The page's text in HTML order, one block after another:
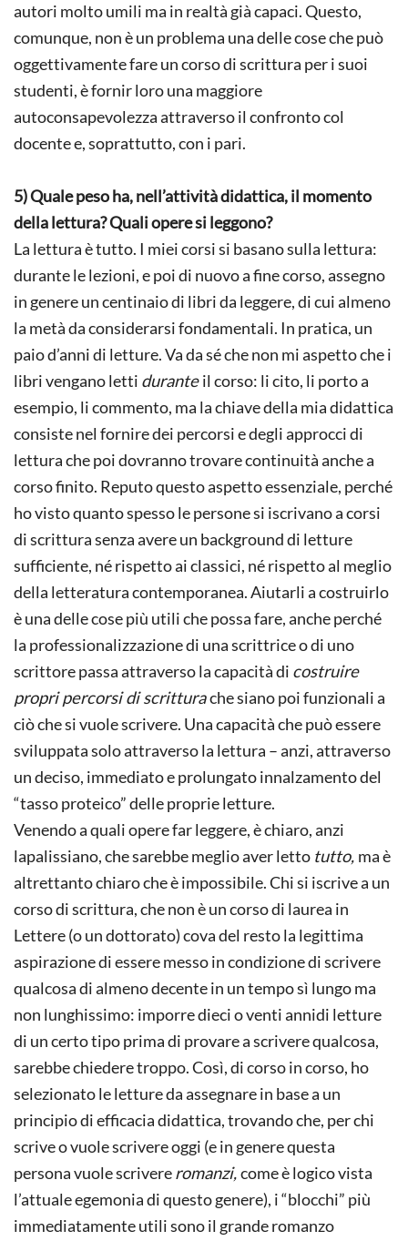
autori molto umili ma in realtà già capaci. Questo,
comunque, non è un problema una delle cose che può
oggettivamente fare un corso di scrittura per i suoi
studenti, è fornir loro una maggiore
autoconsapevolezza attraverso il confronto col
docente e, soprattutto, con i pari.
5) Quale peso ha, nell’attività didattica, il momento
della lettura? Quali opere si leggono?
La lettura è tutto. I miei corsi si basano sulla lettura:
durante le lezioni, e poi di nuovo a fine corso, assegno
in genere un centinaio di libri da leggere, di cui almeno
la metà da considerarsi fondamentali. In pratica, un
paio d’anni di letture. Va da sé che non mi aspetto che i
libri vengano letti duranteil corso: li cito, li porto a
esempio, li commento, ma la chiave della mia didattica
consiste nel fornire dei percorsi e degli approcci di
lettura che poi dovranno trovare continuità anche a
corso finito. Reputo questo aspetto essenziale, perché
ho visto quanto spesso le persone si iscrivano a corsi
di scrittura senza avere un background di letture
sufficiente, né rispetto ai classici, né rispetto al meglio
della letteratura contemporanea. Aiutarli a costruirlo
è una delle cose più utili che possa fare, anche perché
la professionalizzazione di una scrittrice o di uno
scrittore passa attraverso la capacità di costruire
propri percorsi di scritturache siano poi funzionali a
ciò che si vuole scrivere. Una capacità che può essere
sviluppata solo attraverso la lettura – anzi, attraverso
un deciso, immediato e prolungato innalzamento del
“tasso proteico” delle proprie letture.
Venendo a quali opere far leggere, è chiaro, anzi
lapalissiano, che sarebbe meglio aver letto tutto, ma è
altrettanto chiaro che è impossibile. Chi si iscrive a un
corso di scrittura, che non è un corso di laurea in
Lettere (o un dottorato) cova del resto la legittima
aspirazione di essere messo in condizione di scrivere
qualcosa di almeno decente in un tempo sì lungo ma
non lunghissimo: imporre dieci o venti annidi letture
di un certo tipo prima di provare a scrivere qualcosa,
sarebbe chiedere troppo. Così, di corso in corso, ho
selezionato le letture da assegnare in base a un
principio di efficacia didattica, trovando che, per chi
scrive o vuole scrivere oggi (e in genere questa
persona vuole scrivereromanzi,come è logico vista
l’attuale egemonia di questo genere), i “blocchi” più
immediatamente utili sono il grande romanzo